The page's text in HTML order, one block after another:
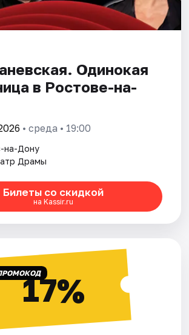
Одинокая
в Ростове-на-
• среда • 19:00
на-Дону
Драмы
Билеты со скидкой
на Kassir.ru
17%